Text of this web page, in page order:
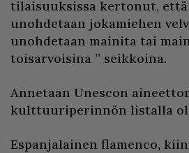
tilaisuuksissa kertonut,
unohdetaan jokamiehen
unohdetaan mainita tai
toisarvoisina ” seikkoina.
Annetaan Unescon
kulttuuriperinnön listalla
Espanjalainen flamenco,